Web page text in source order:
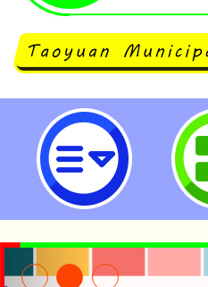
neilrpjhstyc網